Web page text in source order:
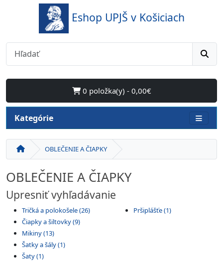
Eshop UPJŠ v Košiciach
0 položka(y) - 0,00€
Kategórie
OBLEČENIE A ČIAPKY
OBLEČENIE A ČIAPKY
Upresniť vyhľadávanie
Tričká a polokošele (26)
Čiapky a šiltovky (9)
Mikiny (13)
Šatky a šály (1)
Šaty (1)
Pršiplášťe (1)